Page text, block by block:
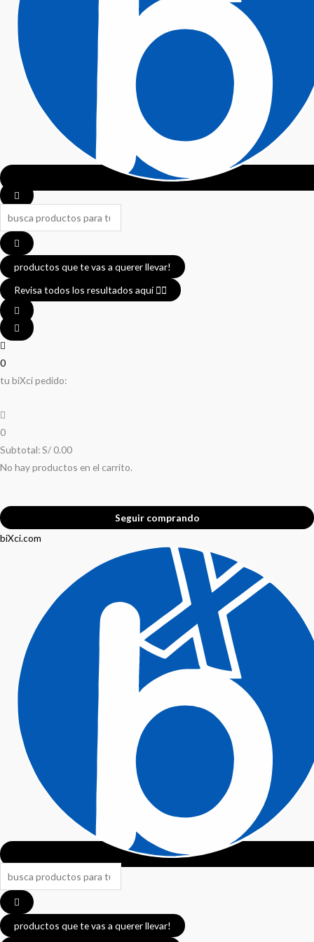
Search
...
productos que te vas a querer llevar!
Revisa todos los resultados aquí 👈🏼
0
tu biXci pedido:
0
Subtotal:S/ 0.00
No hay productos en el carrito.
Seguir comprando
biXci.com
Search
...
productos que te vas a querer llevar!